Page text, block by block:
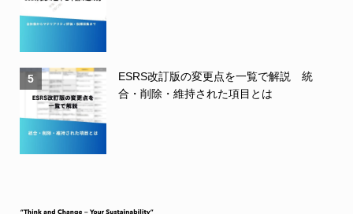
5
ESRS改訂版の変更点を一覧で解説 統
合・削除・維持された項目とは